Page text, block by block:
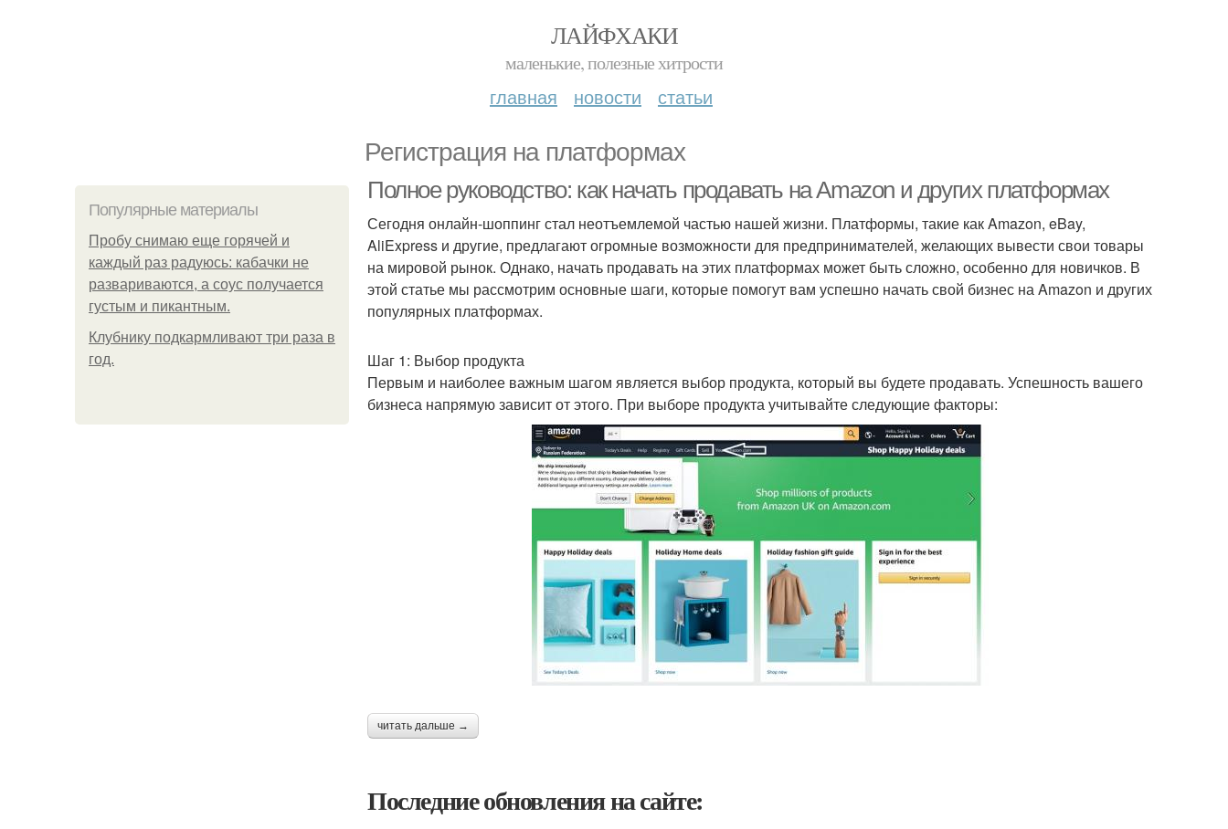
ЛАЙФХАКИ
маленькие, полезные хитрости
главная новости статьи
Регистрация на платформах
Популярные материалы
Пробу снимаю еще горячей и
каждый раз радуюсь: кабачки не
развариваются, а соус получается
густым и пикантным.
Клубнику подкaрмливают три раза в
гoд.
Полное руководство: как начать продавать на Amazon и других платформах
Сегодня онлайн-шоппинг стал неотъемлемой частью нашей жизни. Платформы, такие как Amazon, eBay,
AliExpress и другие, предлагают огромные возможности для предпринимателей, желающих вывести свои товары
на мировой рынок. Однако, начать продавать на этих платформах может быть сложно, особенно для новичков. В
этой статье мы рассмотрим основные шаги, которые помогут вам успешно начать свой бизнес на Amazon и других
популярных платформах.
Шаг 1: Выбор продукта
Первым и наиболее важным шагом является выбор продукта, который вы будете продавать. Успешность вашего
бизнеса напрямую зависит от этого. При выборе продукта учитывайте следующие факторы:
читать дальше →
Последние обновления на сайте: